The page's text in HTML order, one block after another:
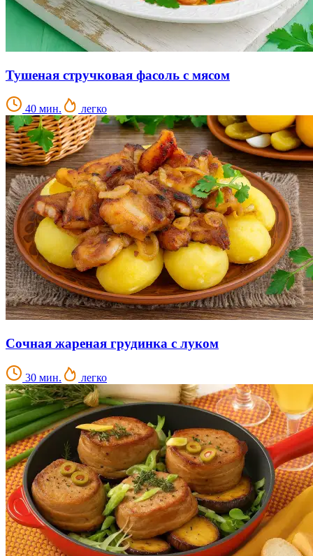
Тушеная стручковая фасоль с мясом
40 мин. легко
Сочная жареная грудинка с луком
30 мин. легко